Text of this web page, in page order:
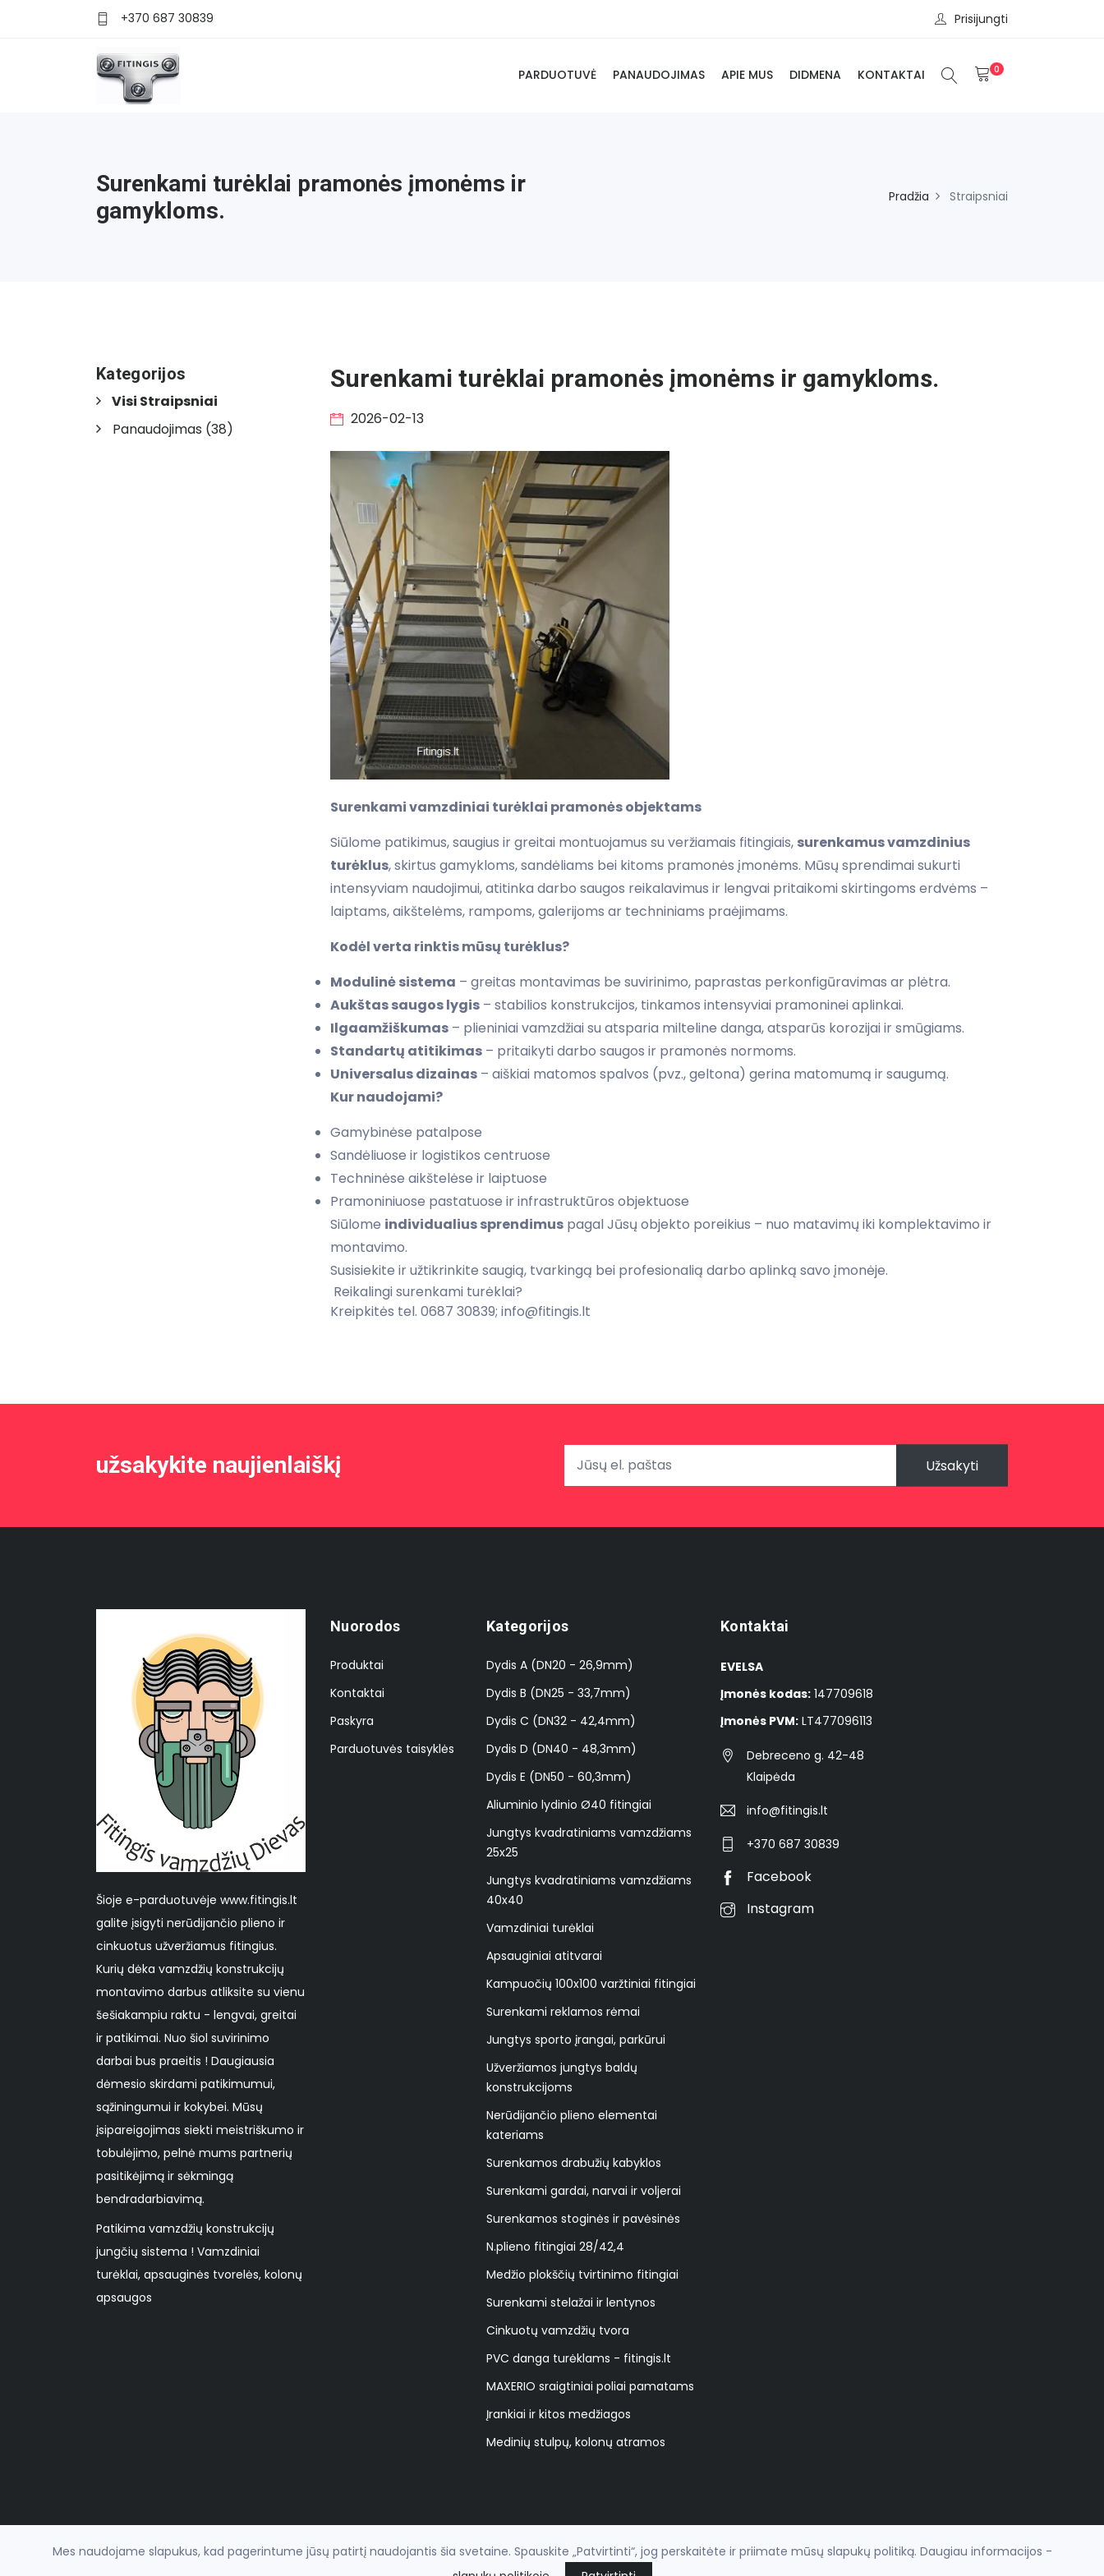
+370 687 30839 Prisijungti
PARDUOTUVĖ PANAUDOJIMAS APIE MUS DIDMENA KONTAKTAI 0
Surenkami turėklai pramonės įmonėms ir
gamykloms.
Pradžia Straipsniai
Kategorijos
Visi Straipsniai
Panaudojimas (38)
Surenkami turėklai pramonės įmonėms ir gamykloms.
2026-02-13
Surenkami vamzdiniai turėklai pramonės objektams
Siūlome patikimus, saugius ir greitai montuojamus su veržiamais fitingiais, surenkamus vamzdinius
turėklus, skirtus gamykloms, sandėliams bei kitoms pramonės įmonėms. Mūsų sprendimai sukurti
intensyviam naudojimui, atitinka darbo saugos reikalavimus ir lengvai pritaikomi skirtingoms erdvėms –
laiptams, aikštelėms, rampoms, galerijoms ar techniniams praėjimams.
Kodėl verta rinktis mūsų turėklus?
Modulinė sistema – greitas montavimas be suvirinimo, paprastas perkonfigūravimas ar plėtra.
Aukštas saugos lygis – stabilios konstrukcijos, tinkamos intensyviai pramoninei aplinkai.
Ilgaamžiškumas – plieniniai vamzdžiai su atsparia milteline danga, atsparūs korozijai ir smūgiams.
Standartų atitikimas – pritaikyti darbo saugos ir pramonės normoms.
Universalus dizainas – aiškiai matomos spalvos (pvz., geltona) gerina matomumą ir saugumą.
Kur naudojami?
Gamybinėse patalpose
Sandėliuose ir logistikos centruose
Techninėse aikštelėse ir laiptuose
Pramoniniuose pastatuose ir infrastruktūros objektuose
Siūlome individualius sprendimus pagal Jūsų objekto poreikius – nuo matavimų iki komplektavimo ir
montavimo.
Susisiekite ir užtikrinkite saugią, tvarkingą bei profesionalią darbo aplinką savo įmonėje.
Reikalingi surenkami turėklai?
Kreipkitės tel. 0687 30839; info@fitingis.lt
užsakykite naujienlaiškį Užsakyti
Šioje e-parduotuvėje www.fitingis.lt
galite įsigyti nerūdijančio plieno ir
cinkuotus užveržiamus fitingius.
Kurių dėka vamzdžių konstrukcijų
montavimo darbus atliksite su vienu
šešiakampiu raktu - lengvai, greitai
ir patikimai. Nuo šiol suvirinimo
darbai bus praeitis ! Daugiausia
dėmesio skirdami patikimumui,
sąžiningumui ir kokybei. Mūsų
įsipareigojimas siekti meistriškumo ir
tobulėjimo, pelnė mums partnerių
pasitikėjimą ir sėkmingą
bendradarbiavimą.
Patikima vamzdžių konstrukcijų
jungčių sistema ! Vamzdiniai
turėklai, apsauginės tvorelės, kolonų
apsaugos
Nuorodos
Produktai
Kontaktai
Paskyra
Parduotuvės taisyklės
Kategorijos
Dydis A (DN20 - 26,9mm)
Dydis B (DN25 - 33,7mm)
Dydis C (DN32 - 42,4mm)
Dydis D (DN40 - 48,3mm)
Dydis E (DN50 - 60,3mm)
Aliuminio lydinio Ø40 fitingiai
Jungtys kvadratiniams vamzdžiams
25x25
Jungtys kvadratiniams vamzdžiams
40x40
Vamzdiniai turėklai
Apsauginiai atitvarai
Kampuočių 100x100 varžtiniai fitingiai
Surenkami reklamos rėmai
Jungtys sporto įrangai, parkūrui
Užveržiamos jungtys baldų
konstrukcijoms
Nerūdijančio plieno elementai
kateriams
Surenkamos drabužių kabyklos
Surenkami gardai, narvai ir voljerai
Surenkamos stoginės ir pavėsinės
N.plieno fitingiai 28/42,4
Medžio plokščių tvirtinimo fitingiai
Surenkami stelažai ir lentynos
Cinkuotų vamzdžių tvora
PVC danga turėklams - fitingis.lt
MAXERIO sraigtiniai poliai pamatams
Įrankiai ir kitos medžiagos
Medinių stulpų, kolonų atramos
Kontaktai
EVELSA
Įmonės kodas: 147709618
Įmonės PVM: LT477096113
Debreceno g. 42-48
Klaipėda
info@fitingis.lt
+370 687 30839
Facebook
Instagram
Mes naudojame slapukus, kad pagerintume jūsų patirtį naudojantis šia svetaine. Spauskite „Patvirtinti“, jog perskaitėte ir priimate mūsų slapukų politiką. Daugiau informacijos -